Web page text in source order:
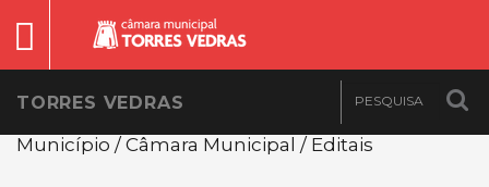
TORRES VEDRAS
Município / Câmara Municipal / Editais